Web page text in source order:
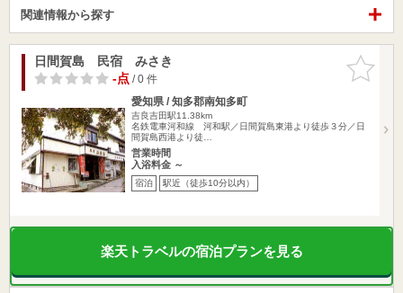
関連情報から探す
お気に入
りに追加
日間賀島 民宿 みさき
-点/ 0 件
愛知県 / 知多郡南知多町
吉良吉田駅11.38km
名鉄電車河和線 河和駅／日間賀島東港より徒歩３分／日
間賀島西港より徒…
営業時間
入浴料金 ～
宿泊 駅近（徒歩10分以内）
楽天トラベルの宿泊プランを見る